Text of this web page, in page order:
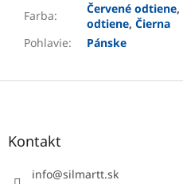
Farba: Červené odtiene,
odtiene, Čierna
Pohlavie: Pánske
Z
Kontakt
info@silmartt.sk